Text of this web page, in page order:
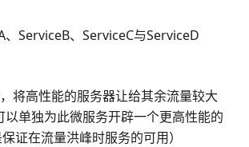
ServiceB、ServiceC与ServiceD
将高性能的服务器让给其余流量较大
单独为此微服务开辟一个更高性能的
在流量洪峰时服务的可用）